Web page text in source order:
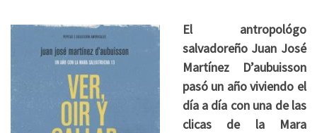
El antropológo
salvadoreño Juan José
Martínez D’aubuisson
pasó un año viviendo el
día a día con una de las
clicas de la Mara